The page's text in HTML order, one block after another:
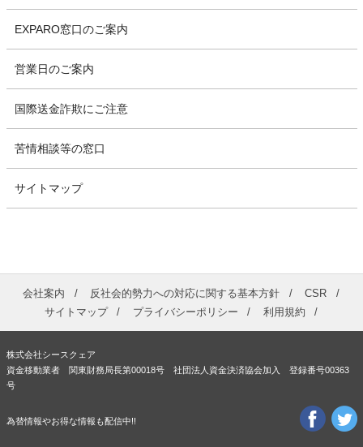
EXPARO窓口のご案内
営業日のご案内
国際送金詐欺にご注意
苦情相談等の窓口
サイトマップ
会社案内 反社会的勢力への対応に関する基本方針
CSR
サイトマップ
プライバシーポリシー 利用規約
株式会社シースクェア
資金移動業者 関東財務局長第00018号 社団法人資金決済協会加入 登録番号00363
号
為替情報やお得な情報も配信中!!